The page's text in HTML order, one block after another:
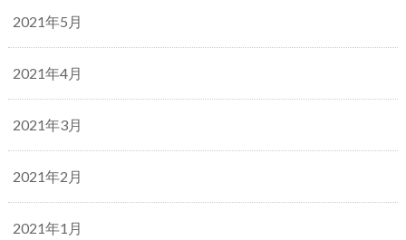
2021年5月
2021年4月
2021年3月
2021年2月
2021年1月